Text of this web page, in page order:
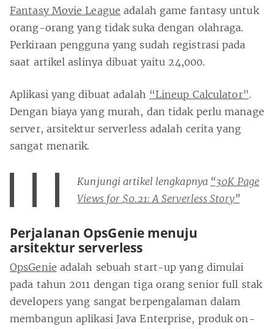
Fantasy Movie League adalah game fantasy untuk
orang-orang yang tidak suka dengan olahraga.
Perkiraan pengguna yang sudah registrasi pada
saat artikel aslinya dibuat yaitu 24,000.
Aplikasi yang dibuat adalah “Lineup Calculator”.
Dengan biaya yang murah, dan tidak perlu manage
server, arsitektur serverless adalah cerita yang
sangat menarik.
Kunjungi artikel lengkapnya “30K Page
Views for $0.21: A Serverless Story”
Perjalanan OpsGenie menuju
arsitektur serverless
OpsGenie adalah sebuah start-up yang dimulai
pada tahun 2011 dengan tiga orang senior full stak
developers yang sangat berpengalaman dalam
membangun aplikasi Java Enterprise, produk on-